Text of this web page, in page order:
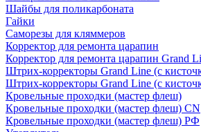
Шайбы для поликарбоната
Гайки
Саморезы для кляммеров
Корректор для ремонта царапин
Корректор для ремонта царапин Grand
Штрих-корректоры Grand Line (с
Штрих-корректоры Grand Line (с
Кровельные проходки (мастер флеш)
Кровельные проходки (мастер флеш) CN
Кровельные проходки (мастер флеш) РФ